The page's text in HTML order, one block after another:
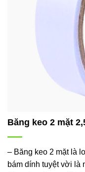
Băng keo 2 mặt
– Băng keo 2 mặt là
bám dính tuyệt vời là